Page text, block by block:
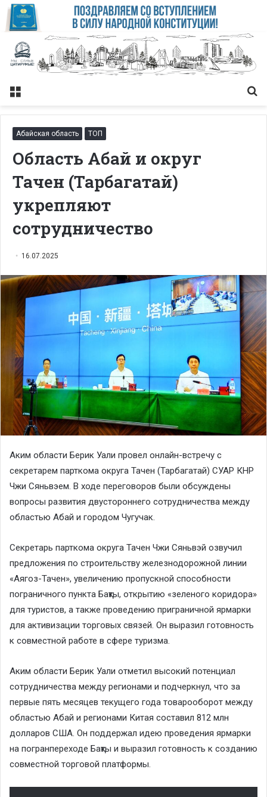
Меню
Абайская область ТОП
Область Абай и округ
Тачен (Тарбагатай)
укрепляют
сотрудничество
16.07.2025
Аким области Берик Уали провел онлайн-встречу с
секретарем парткома округа Тачен (Тарбагатай) СУАР КНР
Чжи Сяньвэем. В ходе переговоров были обсуждены
вопросы развития двустороннего сотрудничества между
областью Абай и городом Чугучак.
Секретарь парткома округа Тачен Чжи Сяньвэй озвучил
предложения по строительству железнодорожной линии
«Аягоз-Тачен», увеличению пропускной способности
пограничного пункта Бақты, открытию «зеленого коридора»
для туристов, а также проведению приграничной ярмарки
для активизации торговых связей. Он выразил готовность
к совместной работе в сфере туризма.
Аким области Берик Уали отметил высокий потенциал
сотрудничества между регионами и подчеркнул, что за
первые пять месяцев текущего года товарооборот между
областью Абай и регионами Китая составил 812 млн
долларов США. Он поддержал идею проведения ярмарки
на погранпереходе Бақты и выразил готовность к созданию
совместной торговой платформы.